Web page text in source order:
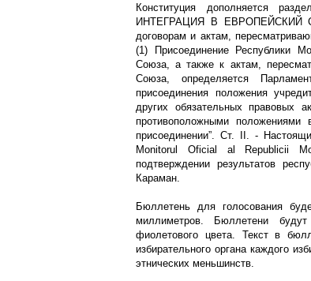
Конституция дополняется
ИНТЕГРАЦИЯ В ЕВРОПЕЙСКИЙ
договорам и актам,
(1) Присоединение Республики
Союза, а также к актам,
Союза, определяется
присоединения положения
других обязательных правовых
противоположными
присоединении”. Ст. II. -
Monitorul Oficial al Republicii
подтверждении результатов
Караман.
Бюллетень для голосования
миллиметров. Бюллетени
фиолетового цвета. Текст в
избирательного органа каждого
этнических меньшинств.